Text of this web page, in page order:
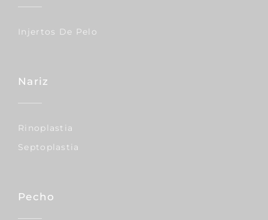
Injertos De Pelo
Nariz
Rinoplastia
Septoplastia
Pecho